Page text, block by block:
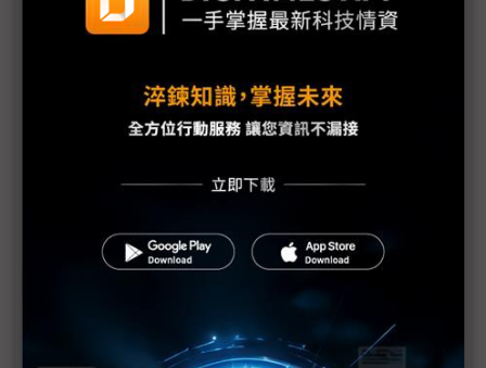
鴻海反其道而行 加碼投資中國考量為何？
鴻海產線版圖全球開花 投資中國靜待發酵期
加速中國新事業發展 鴻海與中國河南簽訂戰略合作
印度擬放寬供應鏈進駐 iPad、AirPods充電盒印度
蘋果看好印度發展前景 然供應商部署變化不大